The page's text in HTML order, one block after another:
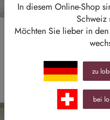
2026
In diesem Online-Shop
Möchten Sie lieber in den
zu
bei